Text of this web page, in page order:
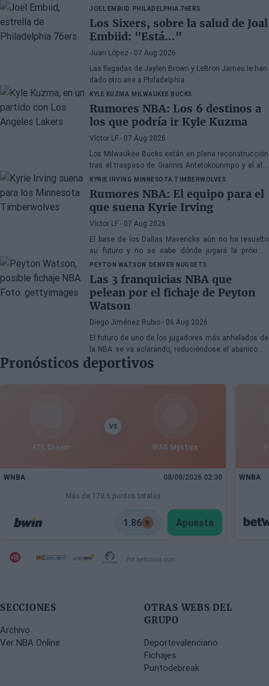
videomarcador del Intuit Dome
JOEL EMBIID PHILADELPHIA 76ERS
Los Sixers, sobre la salud de Joal
Embiid: "Está..."
Juan López - 07 Aug 2026
Las llegadas de Jaylen Brown y LeBron James le han
dado otro aire a Philadelphia
KYLE KUZMA MILWAUKEE BUCKS
Rumores NBA: Los 6 destinos a
los que podría ir Kyle Kuzma
Víctor LF - 07 Aug 2026
Los Milwaukee Bucks están en plena reconstrucción
tras el traspaso de Giannis Antetokounmpo y el ala-
pívot podría ser el siguiente
KYRIE IRVING MINNESOTA TIMBERWOLVES
Rumores NBA: El equipo para el
que suena Kyrie Irving
Víctor LF - 07 Aug 2026
El base de los Dallas Mavericks aún no ha resuelto
su futuro y no se sabe dónde jugará la próxima
temporada
PEYTON WATSON DENVER NUGGETS
Las 3 franquicias NBA que
pelean por el fichaje de Peyton
Watson
Diego Jiménez Rubio - 06 Aug 2026
El futuro de uno de los jugadores más anhelados de
la NBA se va aclarando, reduciéndose el abanico de
franquicias candidatas a tres.
Pronósticos deportivos
ATL Dream
VS
WAS Mystics
WNBA 08/08/2026 02:30
Más de 170.5 puntos totales
1.86 Apuesta
WNBA
Por beticious.com
SECCIONES
Archivo
Ver NBA Online
OTRAS WEBS DEL
GRUPO
Deportevalenciano
Fichajes
Puntodebreak